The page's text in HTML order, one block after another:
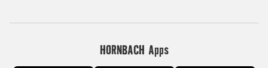
HORNBACH Apps